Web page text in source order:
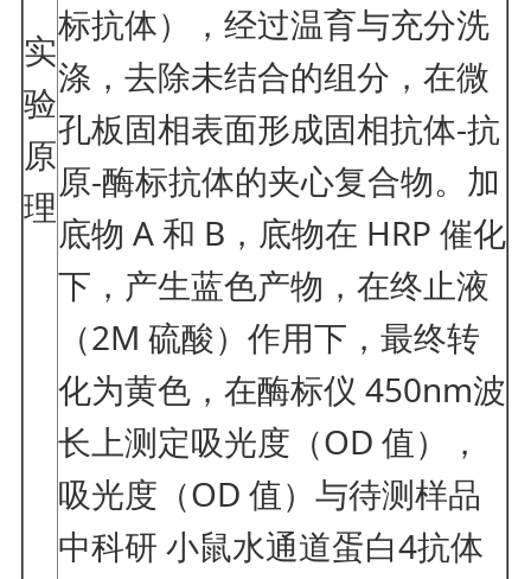
实
验
原
理
标抗体），经过温育与充分洗
涤，去除未结合的组分，在微
孔板固相表面形成固相抗体-抗
原-酶标抗体的夹心复合物。加
底物 A 和 B，底物在 HRP 催化
下，产生蓝色产物，在终止液
（2M 硫酸）作用下，最终转
化为黄色，在酶标仪 450nm波
长上测定吸光度（OD 值），
吸光度（OD 值）与待测样品
中科研 小鼠水通道蛋白4抗体